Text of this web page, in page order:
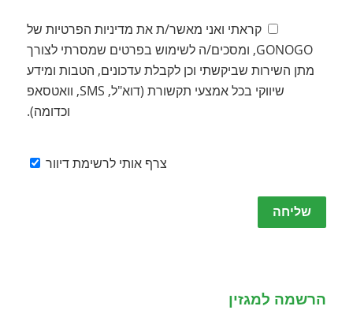
קראתי ואני מאשר/ת את מדיניות הפרטיות של
GONOGO, ומסכים/ה לשימוש בפרטים שמסרתי לצורך
מתן השירות שביקשתי וכן לקבלת עדכונים, הטבות ומידע
שיווקי בכל אמצעי תקשורת (דוא"ל, SMS, וואטסאפ
וכדומה).
צרף אותי לרשימת דיוור
Please
leave
הרשמה למגזין